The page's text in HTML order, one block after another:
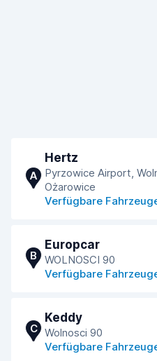
A
Hertz
Pyrzowice Airport,
Ożarowice
Verfügbare
B
Europcar
WOLNOSCI 90
Verfügbare
C
Keddy
Wolnosci 90
Verfügbare